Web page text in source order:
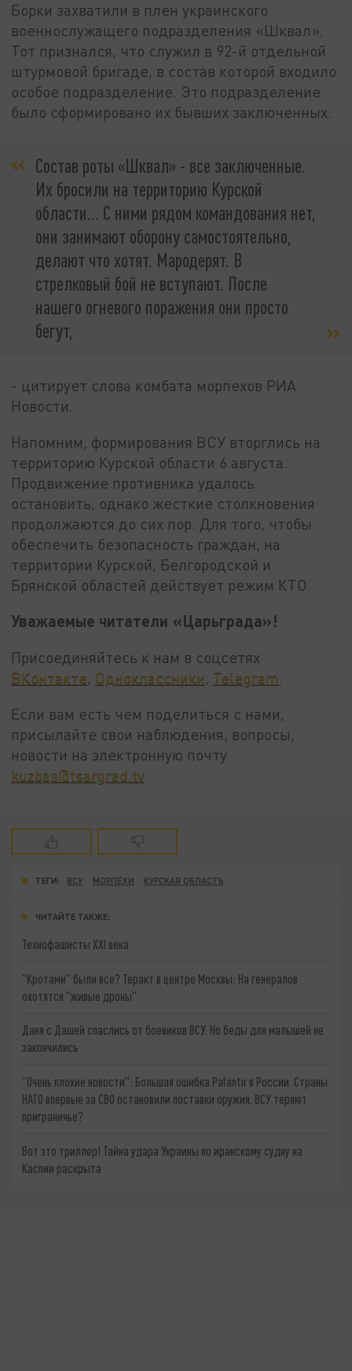
Борки захватили в плен украинского
военнослужащего подразделения «Шквал».
Тот признался, что служил в 92-й отдельной
штурмовой бригаде, в состав которой входило
особое подразделение. Это подразделение
было сформировано их бывших заключенных.
Состав роты «Шквал» - все заключенные.
Их бросили на территорию Курской
области... С ними рядом командования нет,
они занимают оборону самостоятельно,
делают что хотят. Мародерят. В
стрелковый бой не вступают. После
нашего огневого поражения они просто
бегут,
- цитирует слова комбата морпехов РИА
Новости.
Напомним, формирования ВСУ вторглись на
территорию Курской области 6 августа.
Продвижение противника удалось
остановить, однако жесткие столкновения
продолжаются до сих пор. Для того, чтобы
обеспечить безопасность граждан, на
территории Курской, Белгородской и
Брянской областей действует режим КТО.
Уважаемые читатели «Царьграда»!
Присоединяйтесь к нам в соцсетях
ВКонтакте, Одноклассники, Telegram
Если вам есть чем поделиться с нами,
присылайте свои наблюдения, вопросы,
новости на электронную почту
kuzbas@tsargrad.tv
ТЕГИ: ВСУ МОРПЕХИ КУРСКАЯ ОБЛАСТЬ
ЧИТАЙТЕ ТАКЖЕ:
Технофашисты XXI века
"Кротами" были все? Теракт в центре Москвы: На генералов
охотятся "живые дроны"
Даня с Дашей спаслись от боевиков ВСУ. Но беды для малышей не
закончились
"Очень плохие новости": Большая ошибка Palantir в России. Страны
НАТО впервые за СВО остановили поставки оружия. ВСУ теряют
приграничье?
Вот это триллер! Тайна удара Украины по иранскому судну на
Каспии раскрыта